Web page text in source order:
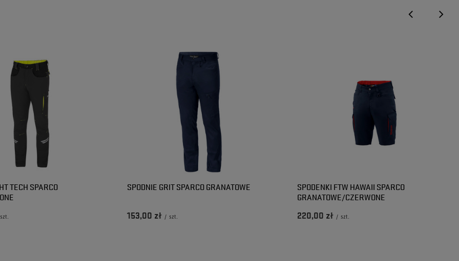
TECH SPARCO
szt.
SPODNIE GRIT SPARCO GRANATOWE
153,00 zł / szt.
SPODENKI FTW HAWAII SPARCO
GRANATOWE/CZERWONE
220,00 zł / szt.